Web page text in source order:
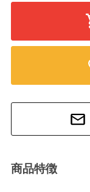
商品特徴